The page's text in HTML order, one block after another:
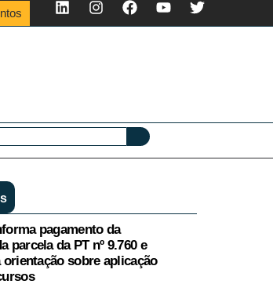
pagamento da
parcela da PT nº 9.760 e
orientação sobre aplicação